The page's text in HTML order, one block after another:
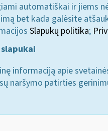
automatiškai ir jiems
bet kada galėsite
Slapukų politika;
informaciją apie
naršymo patirties